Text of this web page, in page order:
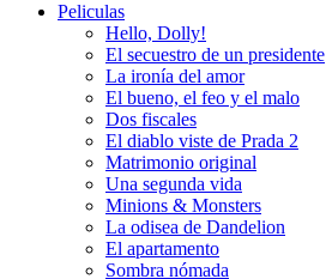
Peliculas
Hello, Dolly!
El secuestro de un presidente
La ironía del amor
El bueno, el feo y el malo
Dos fiscales
El diablo viste de Prada 2
Matrimonio original
Una segunda vida
Minions & Monsters
La odisea de Dandelion
El apartamento
Sombra nómada